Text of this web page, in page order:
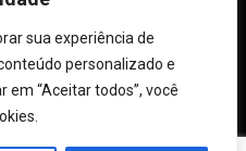
sua experiência de
personalizado e
em “Aceitar todos”, você
Contrato